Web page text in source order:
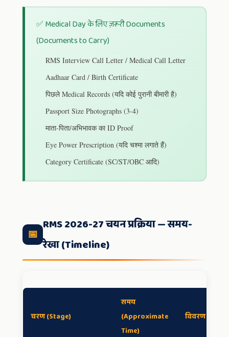
✅ Medical Day के लिए ज़रूरी Documents
(Documents to Carry)
RMS Interview Call Letter / Medical Call Letter
Aadhaar Card / Birth Certificate
पिछले Medical Records (यदि कोई पुरानी बीमारी है)
Passport Size Photographs (3-4)
माता-पिता/अभिभावक का ID Proof
Eye Power Prescription (यदि चश्मा लगाते हैं)
Category Certificate (SC/ST/OBC आदि)
📅
RMS 2026-27 चयन प्रक्रिया — समय-
रेखा (Timeline)
चरण (Stage)
समय
(Approximate
Time)
विवरण